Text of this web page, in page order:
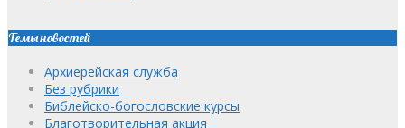
Темы новостей
Архиерейская служба
Без рубрики
Библейско-богословские курсы
Благотворительная акция